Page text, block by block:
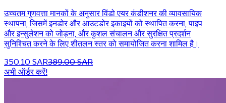
उच्चतम गुणवत्ता मानकों के अनुसार विंडो एयर कंडीशनर की व्यावसायिक
स्थापना, जिसमें इनडोर और आउटडोर इकाइयों को स्थापित करना, पाइप
और इन्सुलेशन को जोड़ना, और कुशल संचालन और सुरक्षित प्रदर्शन
सुनिश्चित करने के लिए शीतलन स्तर को समायोजित करना शामिल है।
350.10 SAR389.00 SAR
अभी ऑर्डर करें!